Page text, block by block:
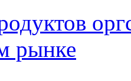
рынке